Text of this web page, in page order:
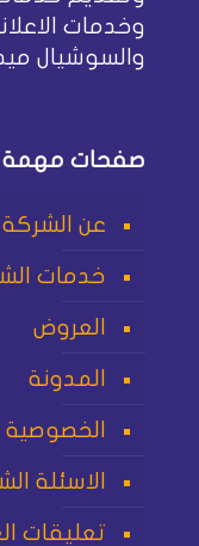
وخدمات
والسوشيال
صفحات مهمة
عن الشركة
خدمات
العروض
المدونة
الخصوصية
الاسئلة
تعليقات